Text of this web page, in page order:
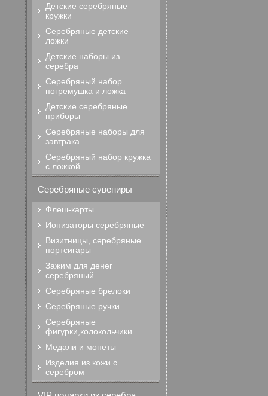
Детские серебряные
кружки
Серебряные детские
ложки
Детские наборы из
серебра
Серебряный набор
погремушка и ложка
Детские серебряные
приборы
Серебряные наборы для
завтрака
Серебряный набор кружка
с ложкой
Серебряные сувениры
Флеш-карты
Ионизаторы серебряные
Визитницы, серебряные
портсигары
Зажим для денег
серебряный
Серебряные брелоки
Серебряные ручки
Серебряные
фигурки,колокольчики
Медали и монеты
Изделия из кожи с
серебром